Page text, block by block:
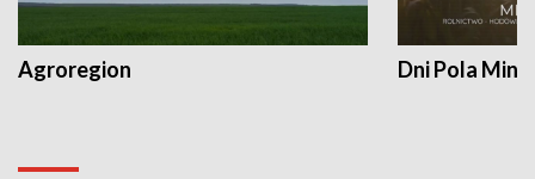
Agroregion Dni Pola